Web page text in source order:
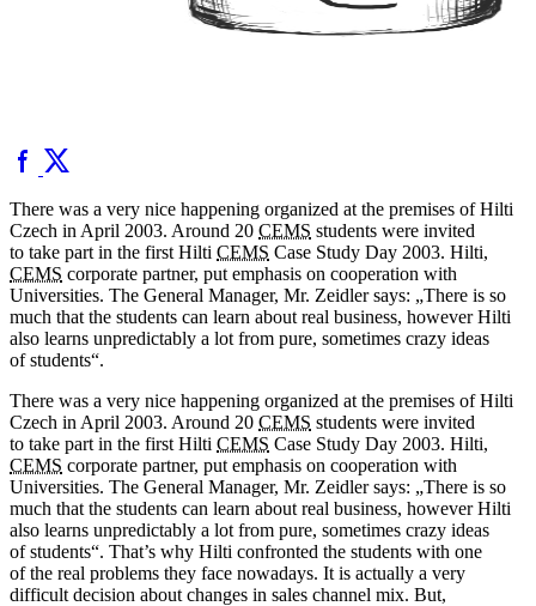
There was a very nice happening organized at the premises of Hilti
Czech in April 2003. Around 20 CEMS students were invited
to take part in the first Hilti CEMS Case Study Day 2003. Hilti,
CEMS corporate partner, put emphasis on cooperation with
Universities. The General Manager, Mr. Zeidler says: „There is so
much that the students can learn about real business, however Hilti
also learns unpredictably a lot from pure, sometimes crazy ideas
of students“.
There was a very nice happening organized at the premises of Hilti
Czech in April 2003. Around 20 CEMS students were invited
to take part in the first Hilti CEMS Case Study Day 2003. Hilti,
CEMS corporate partner, put emphasis on cooperation with
Universities. The General Manager, Mr. Zeidler says: „There is so
much that the students can learn about real business, however Hilti
also learns unpredictably a lot from pure, sometimes crazy ideas
of students“. That’s why Hilti confronted the students with one
of the real problems they face nowadays. It is actually a very
difficult decision about changes in sales channel mix. But,